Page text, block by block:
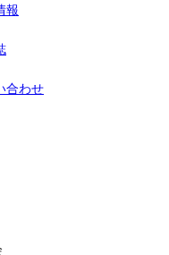
報
合わせ